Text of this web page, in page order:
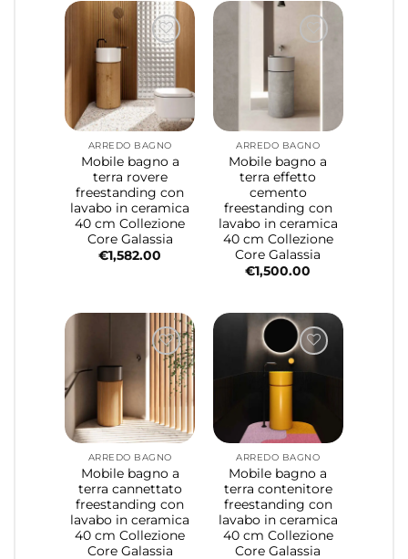
ARREDO BAGNO
Mobile bagno a
terra rovere
freestanding con
lavabo in ceramica
40 cm Collezione
Core Galassia
€1,582.00
ARREDO BAGNO
Mobile bagno a
terra effetto
cemento
freestanding con
lavabo in ceramica
40 cm Collezione
Core Galassia
€1,500.00
ARREDO BAGNO
Mobile bagno a
terra cannettato
freestanding con
lavabo in ceramica
40 cm Collezione
Core Galassia
ARREDO BAGNO
Mobile bagno a
terra contenitore
freestanding con
lavabo in ceramica
40 cm Collezione
Core Galassia